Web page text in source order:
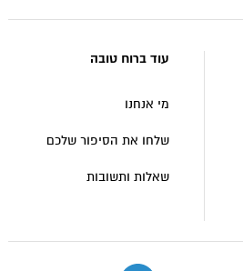
עוד ברוח טובה
מי אנחנו
שלחו את הסיפור שלכם
שאלות ותשובות